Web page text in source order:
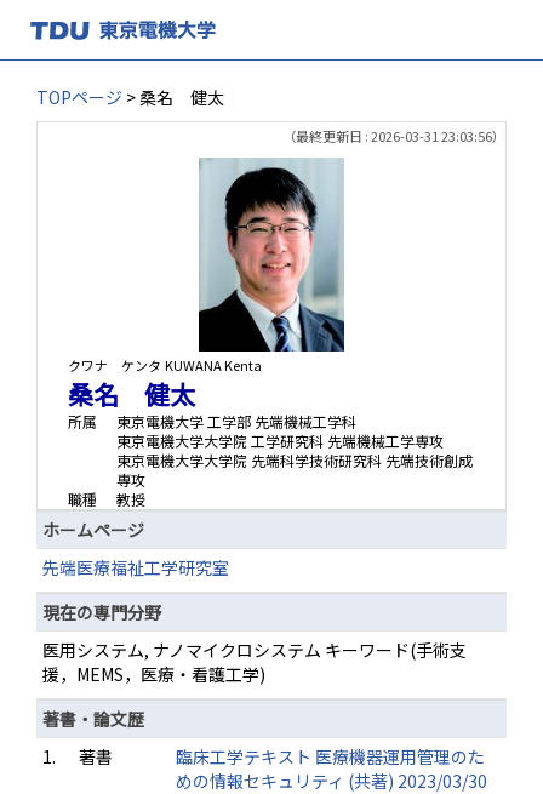
TOPページ > 桑名 健太
（最終更新日 : 2026-03-31 23:03:56）
クワナ ケンタ KUWANA Kenta
桑名 健太
所属
東京電機大学 工学部 先端機械工学科
東京電機大学大学院 工学研究科 先端機械工学専攻
東京電機大学大学院 先端科学技術研究科 先端技術創成
専攻
職種
教授
ホームページ
先端医療福祉工学研究室
現在の専門分野
医用システム, ナノマイクロシステム キーワード(手術支
援，MEMS，医療・看護工学)
著書・論文歴
1.
著書
臨床工学テキスト 医療機器運用管理のた
めの情報セキュリティ (共著) 2023/03/30